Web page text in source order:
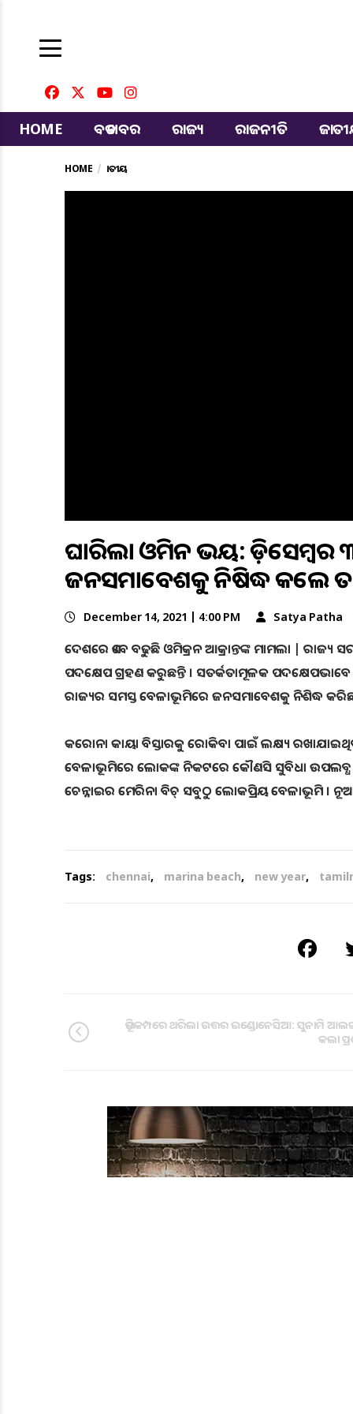
HOME
ବଡ ଖବର ରାଜ୍ୟ ରାଜନୀତି
HOME ଜାତୀୟ
ଘାରିଲା ଓମିକ୍ରନ ଭୟ:
ଜନସମାବେଶକୁ ନିଷିଦ୍ଧ କଲେ
December 14, 2021 | 4:00 PM Satya Patha
ଦେଶରେ ଏବେ ବଢୁଛି ଓମିକ୍ରନ ଆକ୍ରାନ୍ତଙ୍କ ମାମଲା |
ପଦକ୍ଷେପ ଗ୍ରହଣ କରୁଛନ୍ତି । ସତର୍କତାମୂଳକ
ରାଜ୍ୟର ସମସ୍ତ ବେଳାଭୂମିରେ ଜନସମାବେଶକୁ ନିଶିଦ୍ଧ
କରୋନା କାୟା ବିସ୍ତାରକୁ ରୋକିବା ପାଇଁ ଲକ୍ଷ୍ୟ
ବେଳାଭୂମିରେ ଲୋକଙ୍କ ନିକଟରେ କୌଣସି ସୁବିଧା ଉପଲବ୍ଧ
ଚେନ୍ନାଇର ମେରିନା ବିଚ୍ ସବୁଠୁ ଲୋକପ୍ରିୟ ବେଳାଭୂମି ।
Tags: chennai, marina beach, new year,
ଭୂମିକମ୍ପରେ ଥରିଲା ଉତ୍ତର ଇଣ୍ଡୋନେସିଆ: ସୁନାମି
କଲା